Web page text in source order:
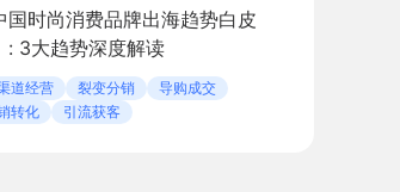
国时尚消费品牌出海趋势白皮
: 3大趋势深度解读
道经营 裂变分销
导购成交
转化
引流获客